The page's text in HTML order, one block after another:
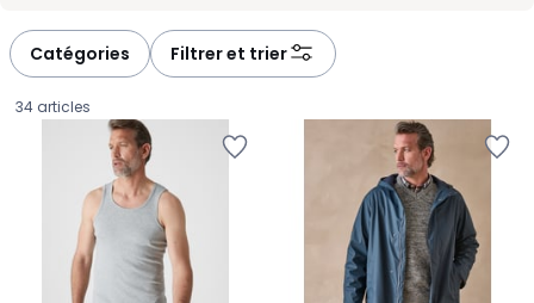
Catégories Filtrer et trier
34 articles